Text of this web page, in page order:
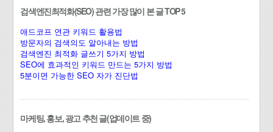
검색엔진최적화(SEO) 관련 가장 많이 본 글 TOP 5
애드코프 연관 키워드 활용법
방문자의 검색의도 알아내는 방법
검색엔진 최적화 글쓰기 5가지 방법
SEO에 효과적인 키워드 만드는 5가지 방법
5분이면 가능한 SEO 자가 진단법
마케팅, 홍보, 광고 추천 글(업데이트 중)